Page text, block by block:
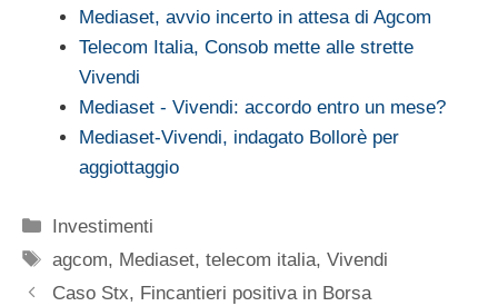
Mediaset, avvio incerto in attesa di Agcom
Telecom Italia, Consob mette alle strette
Vivendi
Mediaset - Vivendi: accordo entro un mese?
Mediaset-Vivendi, indagato Bollorè per
aggiottaggio
Categorie
Investimenti
Tag
agcom, Mediaset,telecom italia,Vivendi
Caso Stx, Fincantieri positiva in Borsa